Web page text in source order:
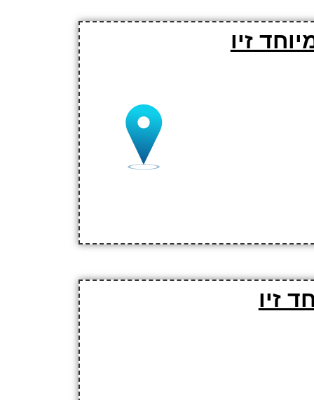
זיו
זיו